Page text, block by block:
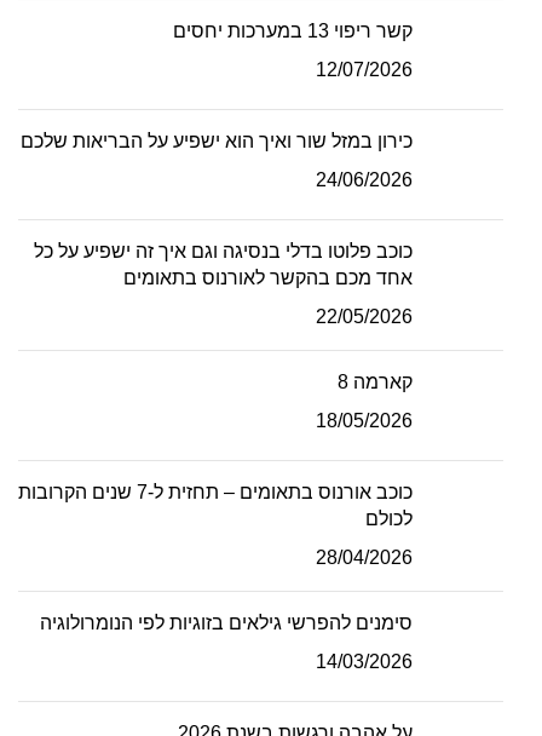
קשר ריפוי 13 במערכות יחסים
12/07/2026
כירון במזל שור ואיך הוא ישפיע על הבריאות שלכם
24/06/2026
כוכב פלוטו בדלי בנסיגה וגם איך זה ישפיע על כל
אחד מכם בהקשר לאורנוס בתאומים
22/05/2026
קארמה 8
18/05/2026
כוכב אורנוס בתאומים – תחזית ל-7 שנים הקרובות
לכולם
28/04/2026
סימנים להפרשי גילאים בזוגיות לפי הנומרולוגיה
14/03/2026